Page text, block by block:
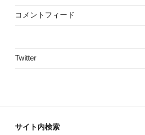
コメントフィード
Twitter
サイト内検索